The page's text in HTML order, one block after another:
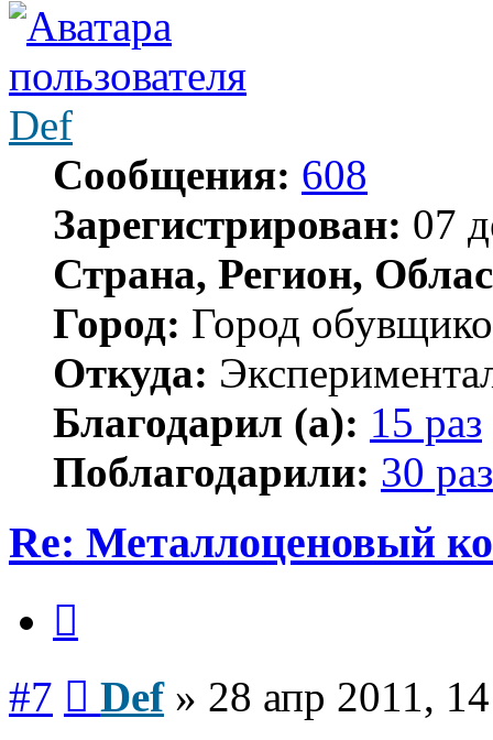
Def
Сообщения: 608
Зарегистрирован: 07
Страна, Регион,
Город: Город
Откуда:
Благодарил (а): 15 раз
Поблагодарили: 30 раз
Re: Металлоценовый
#7 Def» 28 апр 2011,